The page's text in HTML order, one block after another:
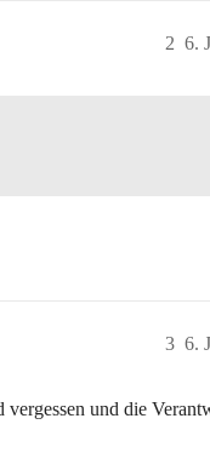
6.
2
6.
3
und die